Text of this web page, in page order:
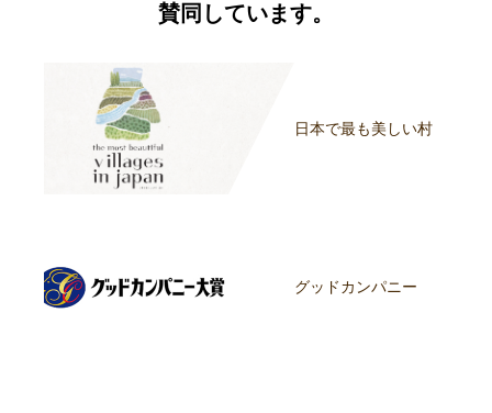
賛同しています。
日本で最も美しい村
グッドカンパニー